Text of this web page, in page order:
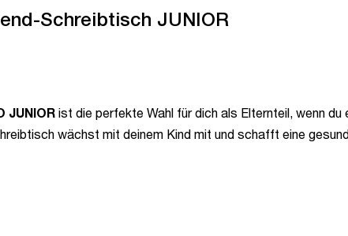
Schreibtisch JUNIOR
JUNIOR ist die perfekte Wahl für dich als Elternteil, wenn du
wächst mit deinem Kind mit und schafft eine